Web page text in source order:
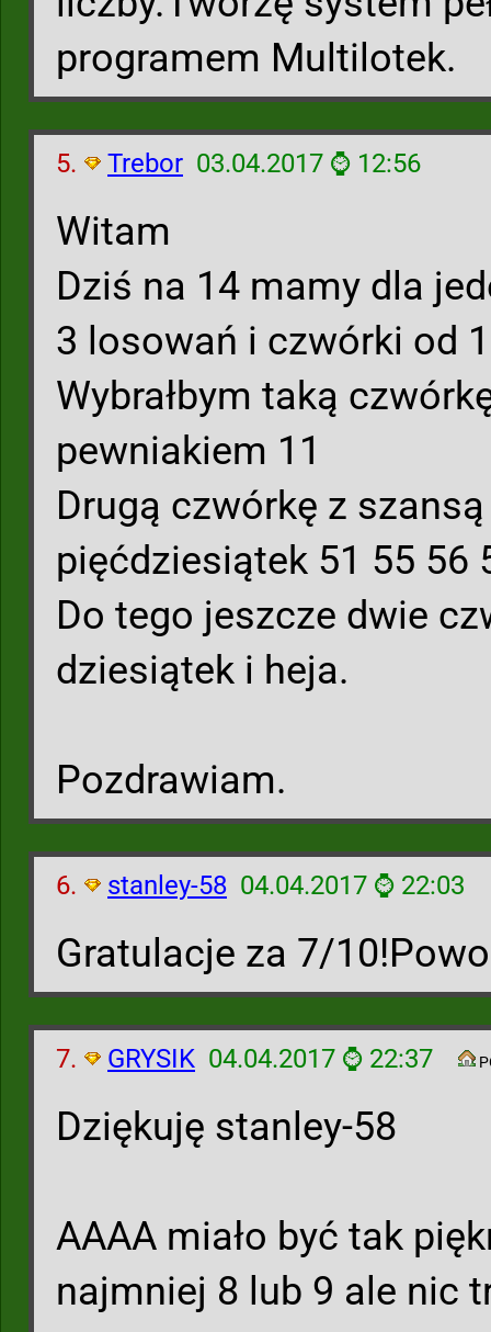
programem Multilotek.
5. Trebor 03.04.2017 ⌚ 12:56
Witam
Dziś na 14 mamy dla
3 losowań i czwórki od
Wybrałbym taką
pewniakiem 11
Drugą czwórkę z
pięćdziesiątek 51 55 56
Do tego jeszcze dwie
dziesiątek i heja.
Pozdrawiam.
6. stanley-58 04.04.2017 ⌚ 22:03
Gratulacje za 7/
7. GRYSIK 04.04.2017 ⌚ 22:37
Dziękuję stanley-58
AAAA miało być tak
najmniej 8 lub 9 ale nic